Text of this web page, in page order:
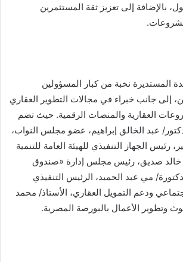
بالإضافة إلى تعزيز ثقة المستثمرين
المستديرة نخبة من كبار المسؤولين
إلى جانب خبراء في مجالات التطوير العقاري
العقارية والمنصات الرقمية. حيث تضم
عبد الخالق إبراهيم، عضو مجلس النواب،
رئيس الجهاز التنفيذي للهيئة العامة للتنمية
خالد صديق، رئيس مجلس إدارة «صندوق
مي عبد الحميد، الرئيس التنفيذي
ودعم التمويل العقاري، الأستاذ/ محمد
وتطوير الأعمال بالبورصة المصرية.